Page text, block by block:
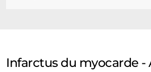
Infarctus du myocarde -